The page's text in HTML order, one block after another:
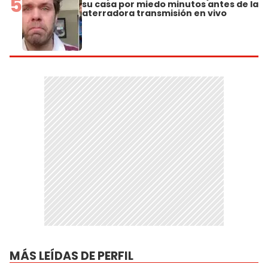
su casa por miedo minutos antes de la
aterradora transmisión en vivo
MÁS LEÍDAS DE PERFIL